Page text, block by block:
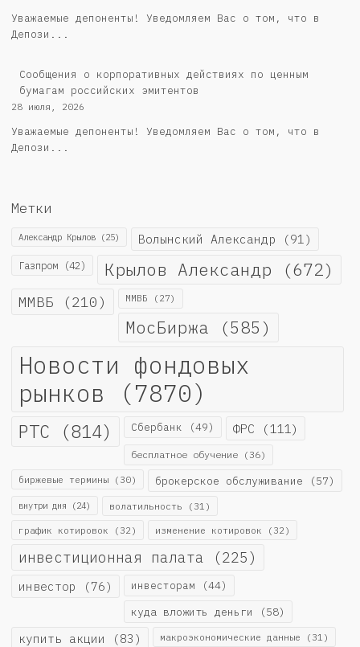
Уважаемые депоненты! Уведомляем Вас о том, что в
Депози...
Cообщения о корпоративных действиях по ценным
бумагам российских эмитентов
28 июля, 2026
Уважаемые депоненты! Уведомляем Вас о том, что в
Депози...
Метки
Александр Крылов (25) Волынский Александр (91)
Газпром (42) Крылов Александр (672)
ММВБ (210) ММВБ (27)
МосБиржа (585)
Новости фондовых
рынков (7870)
РТС (814) Сбербанк (49) ФРС (111)
бесплатное обучение (36)
биржевые термины (30) брокерское обслуживание (57)
внутри дня (24) волатильность (31)
график котировок (32) изменение котировок (32)
инвестиционная палата (225)
инвестор (76) инвесторам (44)
куда вложить деньги (58)
купить акции (83) макроэкономические данные (31)